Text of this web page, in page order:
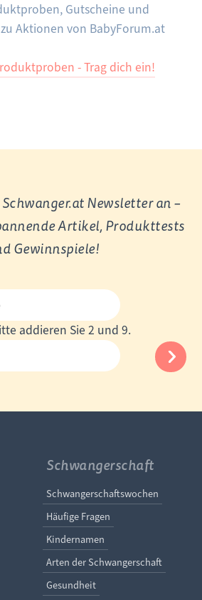
Gutscheine und
Aktionen von BabyForum.at
- Trag dich ein!
Newsletter an –
Artikel, Produkttests
Gewinnspiele!
addieren Sie 2 und 9.
Schwangerschaft
Navigation
Schwangerschaftswochen
Häufige Fragen
Kindernamen
Arten der Schwangerschaft
Gesundheit